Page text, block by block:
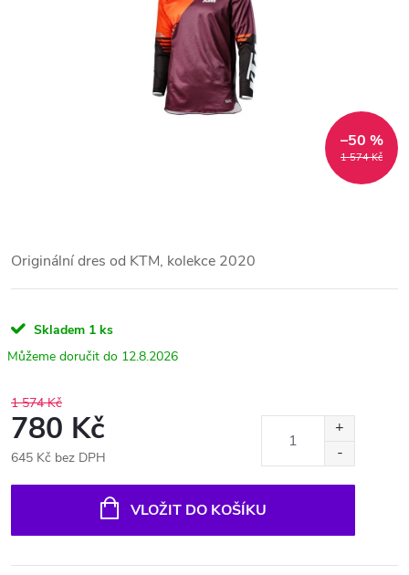
1 574 Kč
–50 %
Originální dres od KTM, kolekce 2020
Skladem 1 ks
12.8.2026
1 574 Kč
780 Kč
645 Kč bez DPH
VLOŽIT DO KOŠÍKU